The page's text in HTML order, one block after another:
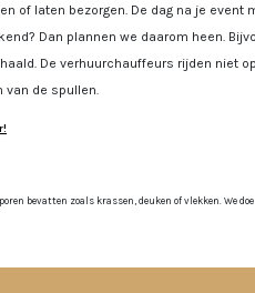
of laten bezorgen. De dag na je
Dan plannen we daarom heen.
De verhuurchauffeurs rijden niet
van de spullen.
bevatten zoals krassen, deuken of vlekken. We